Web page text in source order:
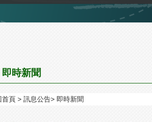
即時新聞
首頁 訊息公告 即時新聞